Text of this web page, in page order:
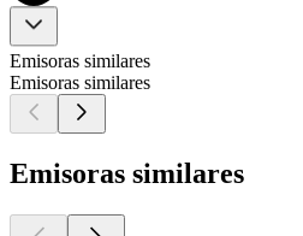
Emisoras similares
Emisoras similares
Emisoras similares